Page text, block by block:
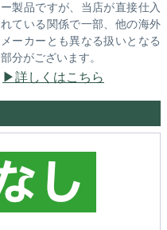
ー製品ですが、当店が直接仕入
れている関係で一部、他の海外
メーカーとも異なる扱いとなる
部分がございます。
詳しくはこちら